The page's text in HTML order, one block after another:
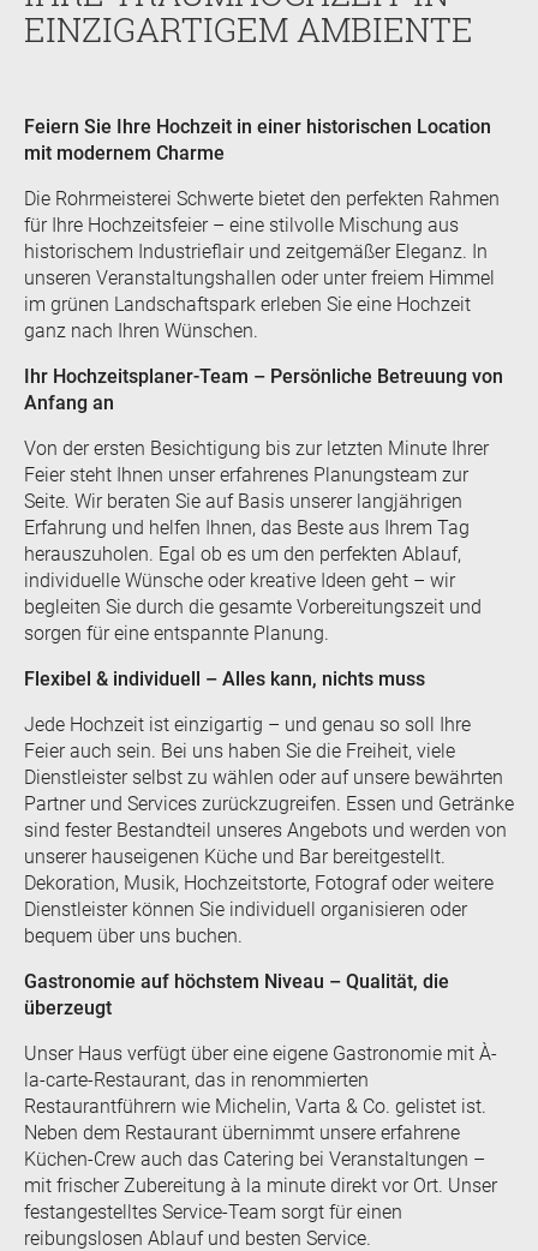
EINZIGARTIGEM AMBIENTE
Feiern Sie Ihre Hochzeit in einer historischen Location
mit modernem Charme
Die Rohrmeisterei Schwerte bietet den perfekten Rahmen
für Ihre Hochzeitsfeier – eine stilvolle Mischung aus
historischem Industrieflair und zeitgemäßer Eleganz. In
unseren Veranstaltungshallen oder unter freiem Himmel
im grünen Landschaftspark erleben Sie eine Hochzeit
ganz nach Ihren Wünschen.
Ihr Hochzeitsplaner-Team – Persönliche Betreuung von
Anfang an
Von der ersten Besichtigung bis zur letzten Minute Ihrer
Feier steht Ihnen unser erfahrenes Planungsteam zur
Seite. Wir beraten Sie auf Basis unserer langjährigen
Erfahrung und helfen Ihnen, das Beste aus Ihrem Tag
herauszuholen. Egal ob es um den perfekten Ablauf,
individuelle Wünsche oder kreative Ideen geht – wir
begleiten Sie durch die gesamte Vorbereitungszeit und
sorgen für eine entspannte Planung.
Flexibel & individuell – Alles kann, nichts muss
Jede Hochzeit ist einzigartig – und genau so soll Ihre
Feier auch sein. Bei uns haben Sie die Freiheit, viele
Dienstleister selbst zu wählen oder auf unsere bewährten
Partner und Services zurückzugreifen. Essen und Getränke
sind fester Bestandteil unseres Angebots und werden von
unserer hauseigenen Küche und Bar bereitgestellt.
Dekoration, Musik, Hochzeitstorte, Fotograf oder weitere
Dienstleister können Sie individuell organisieren oder
bequem über uns buchen.
Gastronomie auf höchstem Niveau – Qualität, die
überzeugt
Unser Haus verfügt über eine eigene Gastronomie mit À-
la-carte-Restaurant, das in renommierten
Restaurantführern wie Michelin, Varta & Co. gelistet ist.
Neben dem Restaurant übernimmt unsere erfahrene
Küchen-Crew auch das Catering bei Veranstaltungen –
mit frischer Zubereitung à la minute direkt vor Ort. Unser
festangestelltes Service-Team sorgt für einen
reibungslosen Ablauf und besten Service.